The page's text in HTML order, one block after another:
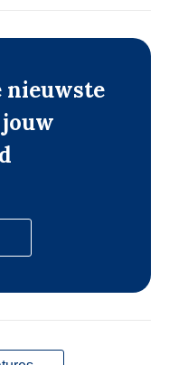
nieuwste